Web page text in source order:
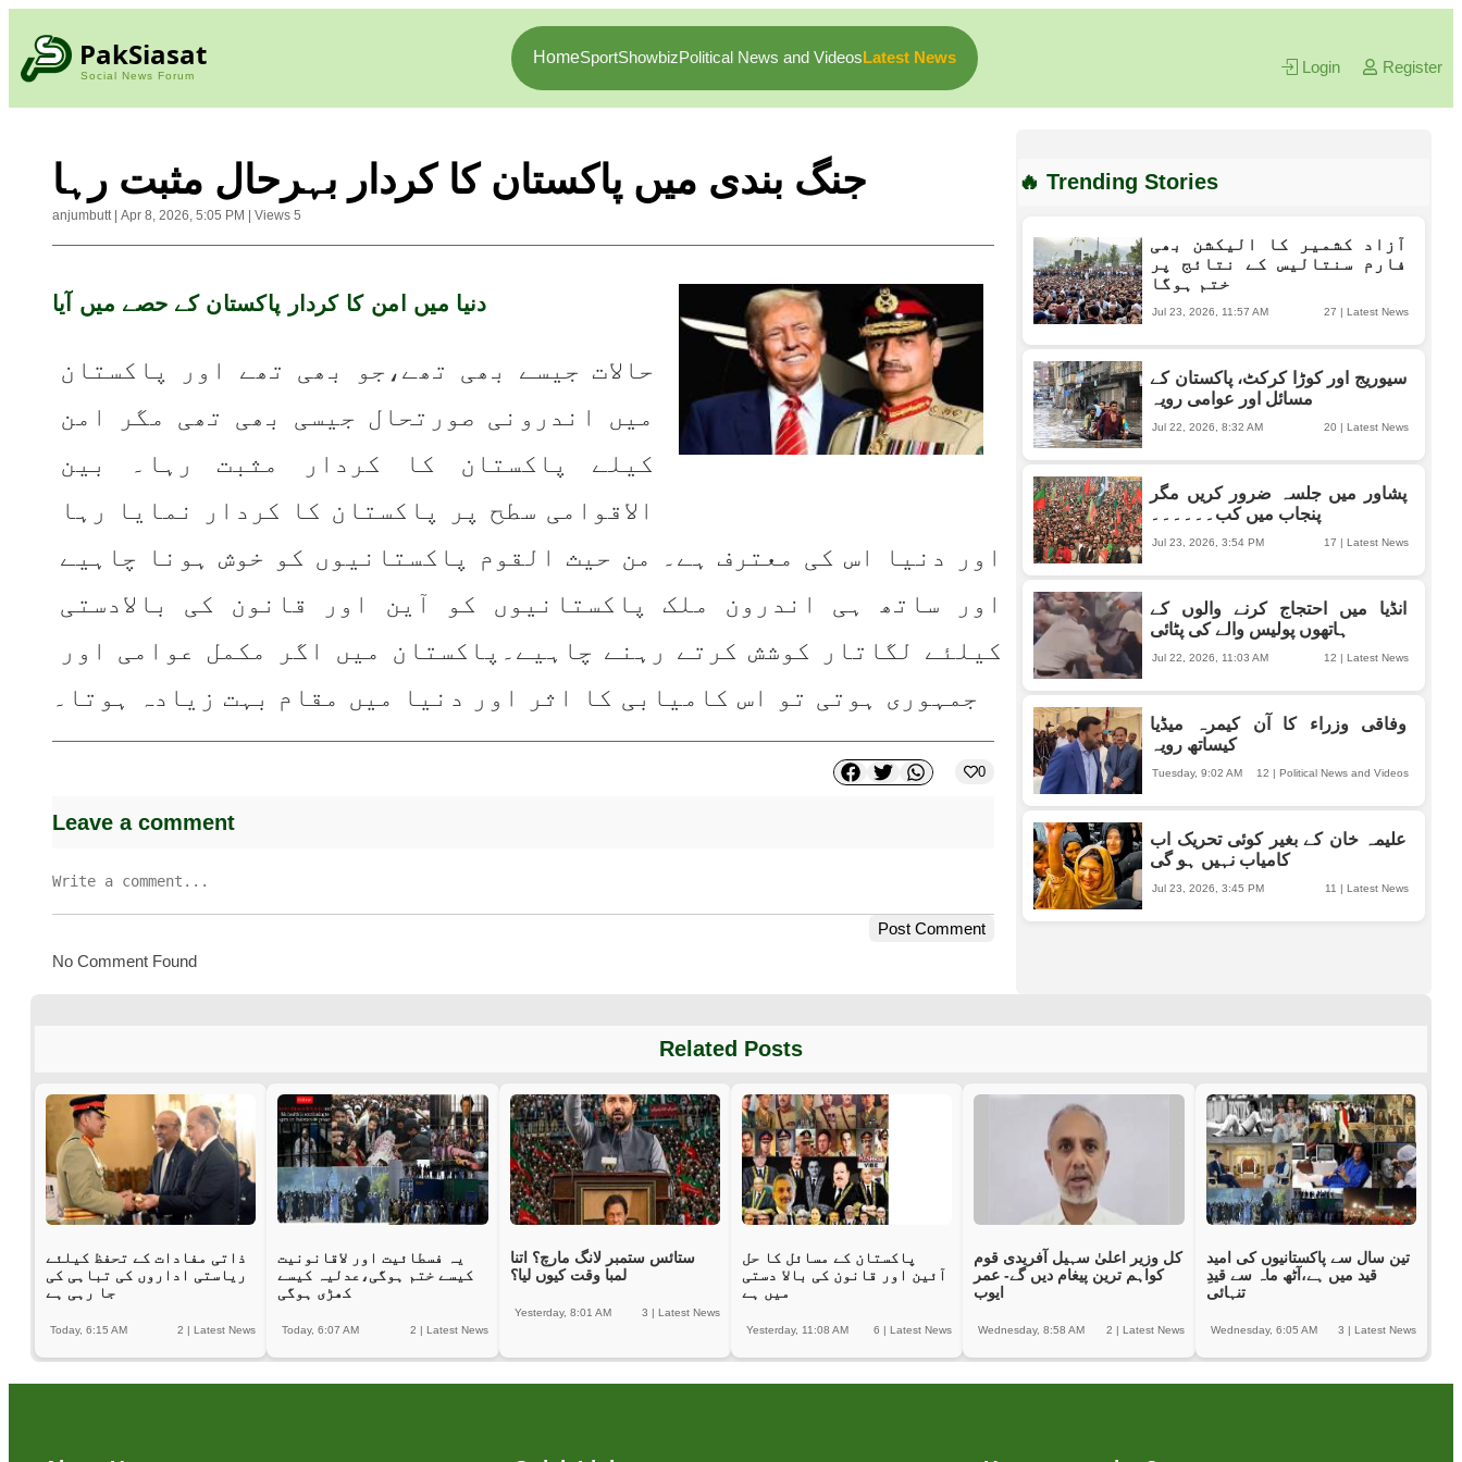
PakSiasat
Social News Forum
HomeSportShowbizPolitical News and VideosLatest News
Login Register
جنگ بندی میں پاکستان کا کردار بہرحال مثبت رہا
anjumbutt| Apr 8, 2026, 5:05 PM Views 5
دنیا میں امن کا کردار پاکستان کے حصے میں آیا
جمہوری ہوتی تو اس کامیابی کا اثر اور دنیا میں مقام بہت زیادہ ہوتا۔
0
Leave a comment
Post Comment
No Comment Found
🔥 Trending Stories
آزاد کشمیر کا الیکشن بھی
فارم سنتالیس کے نتائج پر
ختم ہوگا
27 | Latest News
Jul 23, 2026, 11:57 AM
سیوریج اور کوڑا کرکٹ، پاکستان کے
مسائل اور عوامی رویہ
20 | Latest News
Jul 22, 2026, 8:32 AM
پشاور میں جلسہ ضرور کریں مگر
پنجاب میں کب۔۔۔۔۔۔
17 | Latest News
Jul 23, 2026, 3:54 PM
انڈیا میں احتجاج کرنے والوں کے
ہاتھوں پولیس والے کی پٹائی
12 | Latest News
Jul 22, 2026, 11:03 AM
وفاقی وزراء کا آن کیمرہ میڈیا
کیساتھ رویہ
12 | Political News and Videos
Tuesday, 9:02 AM
علیمہ خان کے بغیر کوئی تحریک اب
کامیاب نہیں ہو گی
11 | Latest News
Jul 23, 2026, 3:45 PM
Related Posts
ذاتی مفادات کے تحفظ کیلئے
ریاستی اداروں کی تباہی کی
جا رہی ہے
2 |Latest News
Today, 6:15 AM
یہ فسطائیت اور لاقانونیت
کیسے ختم ہوگی،عدلیہ کیسے
کھڑی ہوگی
2 | Latest News
Today, 6:07 AM
ستائس ستمبر لانگ مارچ؟ اتنا
لمبا وقت کیوں لیا؟
3 | Latest News
Yesterday, 8:01 AM
پاکستان کے مسائل کا حل
آئین اور قانون کی بالا دستی
میں ہے
6 |Latest News
Yesterday, 11:08 AM
کل وزیر اعلیٰ سہیل آفریدی قوم
کواہم ترین پیغام دیں گے- عمر
ایوب
2 | Latest News
Wednesday, 8:58 AM
تین سال سے پاکستانیوں کی امید
قید میں ہے،آٹھ ماہ سے قیدِ
تنہائی
3 | Latest News
Wednesday, 6:05 AM